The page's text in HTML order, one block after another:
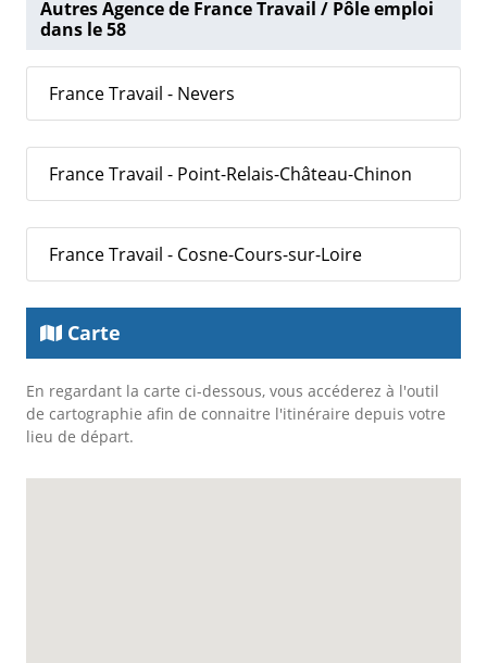
Autres Agence de France Travail / Pôle emploi
dans le 58
France Travail - Nevers
France Travail - Point-Relais-Château-Chinon
France Travail - Cosne-Cours-sur-Loire
Carte
En regardant la carte ci-dessous, vous accéderez à l'outil
de cartographie afin de connaitre l'itinéraire depuis votre
lieu de départ.